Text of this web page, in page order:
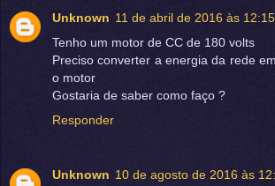
Unknown 11 de abril de 2016 às 12:15
Tenho um motor de CC de 180 volts
Preciso converter a energia da rede
o motor
Gostaria de saber como faço ?
Responder
Unknown 10 de agosto de 2016 às